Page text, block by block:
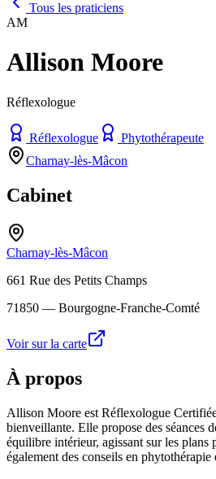
Tous les praticiens
AM
Allison Moore
Réflexologue
Réflexologue
Phytothérapeute
Charnay-lès-Mâcon
Cabinet
Charnay-lès-Mâcon
661 Rue des Petits Champs
71850 — Bourgogne-Franche-Comté
Voir sur la carte
À propos
Allison Moore est Réflexologue
bienveillante. Elle propose des séances
équilibre intérieur, agissant sur les plans
également des conseils en phytothérapie